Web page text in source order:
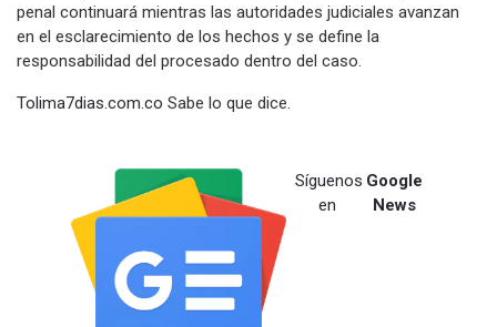
penal continuará mientras las autoridades judiciales avanzan
en el esclarecimiento de los hechos y se define la
responsabilidad del procesado dentro del caso.
Tolima7dias.com.co Sabe lo que dice.
Síguenos
en
Google
News